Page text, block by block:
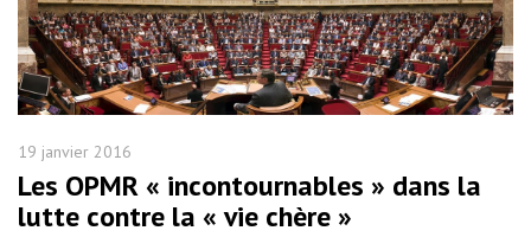
19 janvier 2016
Les OPMR « incontournables » dans la
lutte contre la « vie chère »